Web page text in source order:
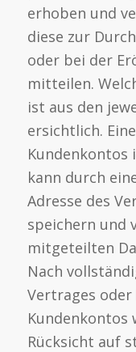
erhoben und
diese zur
oder bei der
mitteilen.
ist aus den
ersichtlich.
Kundenkontos
kann durch
Adresse des
speichern und
mitgeteilten
Nach
Vertrages oder
Kundenkontos
Rücksicht auf